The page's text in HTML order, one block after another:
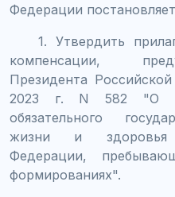
Федерации
1. Утвердить
компенсации,
Президента
2023 г. N 582 "О
обязательного
жизни и здоровья
Федерации,
формированиях".